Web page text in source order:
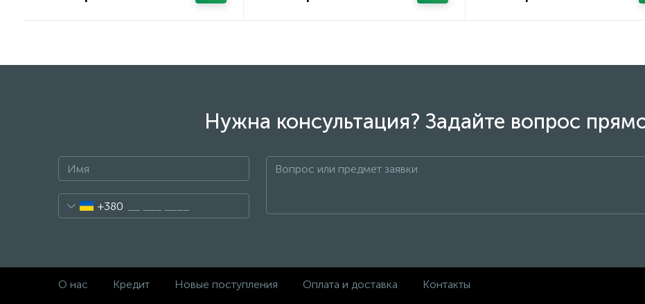
Нужна консультация? Задайте вопрос
+380
О нас Кредит Новые поступления Оплата и доставка Контакты